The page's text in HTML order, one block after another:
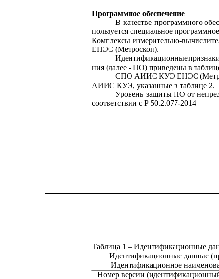
Программное обеспечение
В качестве программного
пользуется специальное
Комплексы измерительно-
ЕНЭС (Метроскоп).
Идентификационные
ния (далее - ПО) приведены в
СПО АИИС КУЭ ЕНЭС
АИИС КУЭ, указанные в таблице 2.
Уровень защиты ПО от
соответствии с Р 50.2.077-2014.
Таблица 1 – Идентификационные
Идентификационные данные
Идентификационное
Номер версии